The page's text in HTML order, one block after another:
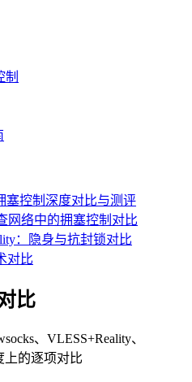
制
塞控制深度对比与测评
网络中的拥塞控制对比
：隐身与抗封锁对比
对比
比
、VLESS+Reality、
上的逐项对比